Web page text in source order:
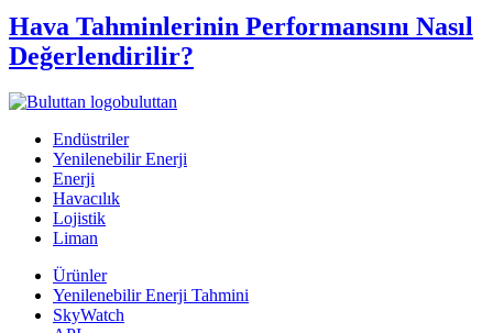
Hava Tahminlerinin Performansını Nasıl
Değerlendirilir?
buluttan
Endüstriler
Yenilenebilir Enerji
Enerji
Havacılık
Lojistik
Liman
Ürünler
Yenilenebilir Enerji Tahmini
SkyWatch